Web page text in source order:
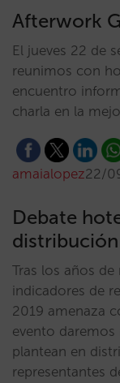
Afterwork
El jueves 22 de
reunimos con
encuentro
charla en la
amaialopez22/
Debate
distribución
Tras los años
indicadores de
2019 amenaza
evento
plantean en
representantes